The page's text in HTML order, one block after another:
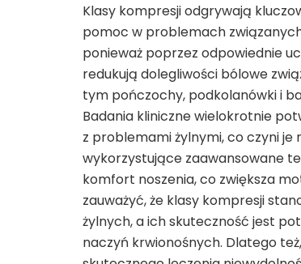
Klasy kompresji odgrywają
pomoc w problemach
ponieważ poprzez odpowiednie
redukują dolegliwości bólowe
tym pończochy, podkolanówki i
Badania kliniczne wielokrotnie
z problemami żylnymi, co czyni
wykorzystujące zaawansowane
komfort noszenia, co zwiększa
zauważyć, że klasy kompresji
żylnych, a ich skuteczność jest
naczyń krwionośnych. Dlatego